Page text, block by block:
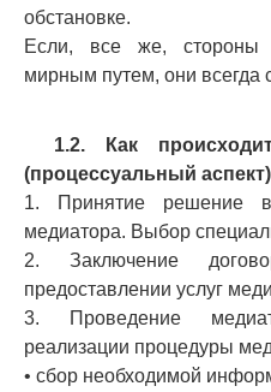
обстановке.
Если, все же, стороны
мирным путем, они всегда
1.2. Как
(процессуальный
1. Принятие решение
медиатора. Выбор
2. Заключение
предоставлении услуг
3. Проведение
реализации процедуры
• сбор необходимой